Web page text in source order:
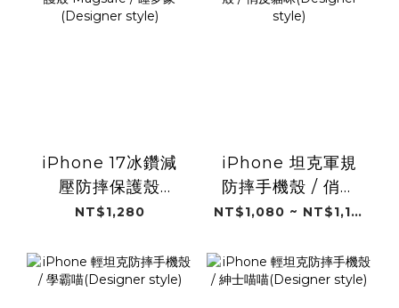
iPhone 17冰鑽減
壓防摔保護殼
Magsafe / 睡夢象
NT$1,280
iPhone 坦克軍規
防摔手機殼 / 俏皮
貓咪(DesignerNT$1,080 ~ NT$1,180